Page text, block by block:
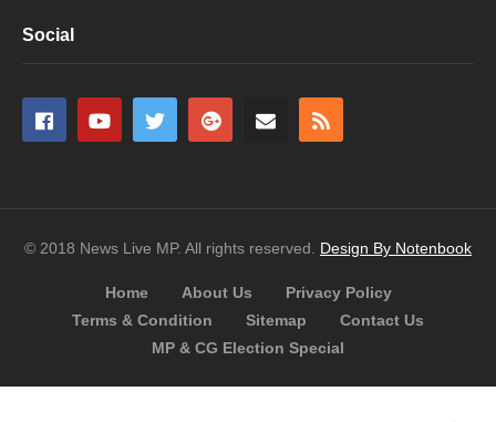
Social
© 2018 News Live MP. All rights reserved. Design By Notenbook
Home About Us
Privacy Policy
Terms & Condition
Sitemap
Contact Us
MP & CG Election Special